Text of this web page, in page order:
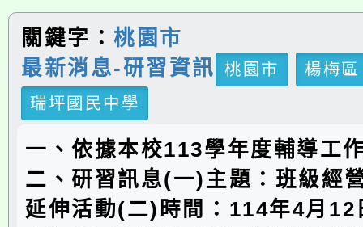
關鍵字：桃園市
最新消息-研習資訊
桃園市
楊梅區
瑞坪國民中學
一、依據本校113學年度輔導工
二、研習訊息(一)主題：班級經
延伸活動(二)時間：114年4月12